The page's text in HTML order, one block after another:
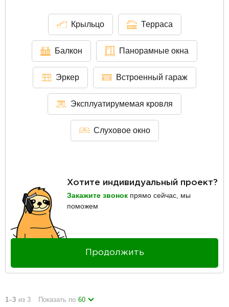
Крыльцо Терраса
Балкон Панорамные окна
Эркер Встроенный гараж
Эксплуатирумемая кровля
Слуховое окно
Хотите индивидуальный проект?
Закажите звонок прямо сейчас, мы
поможем
Продолжить
1–3 из 3 Показать по 60